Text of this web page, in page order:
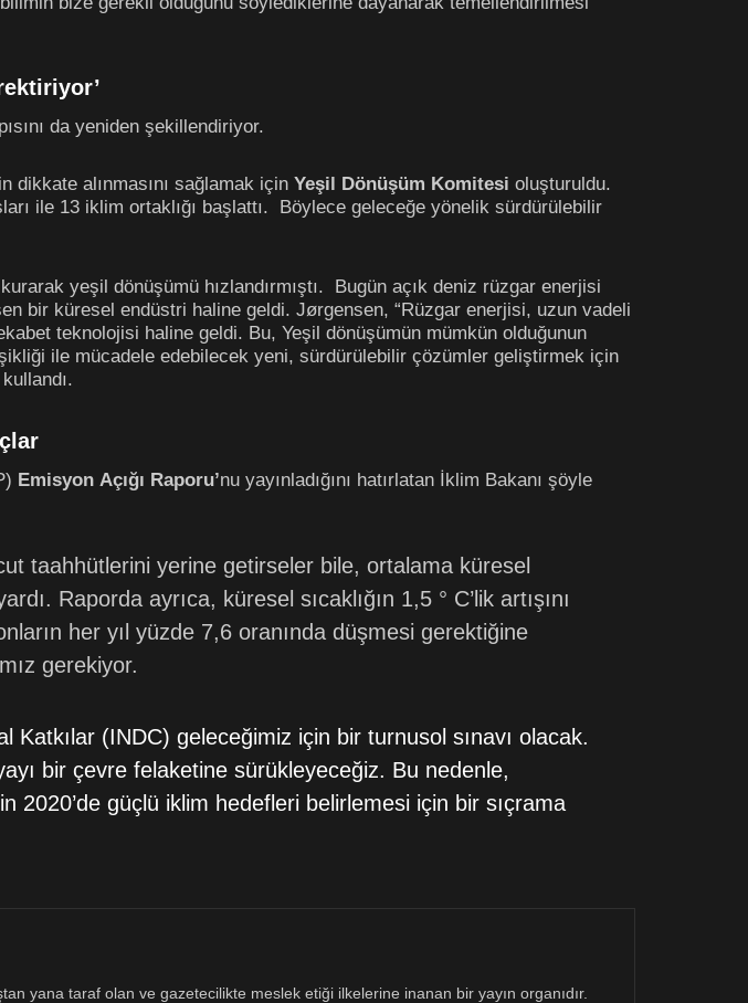
da yeniden şekillendiriyor.
alınmasını sağlamak için Yeşil Dönüşüm Komitesi oluşturuldu.
ile 13 iklim ortaklığı başlattı. Böylece geleceğe yönelik sürdürülebilir
yeşil dönüşümü hızlandırmıştı. Bugün açık deniz rüzgar enerjisi
bir küresel endüstri haline geldi. Jørgensen, “Rüzgar enerjisi, uzun vadeli
teknolojisi haline geldi. Bu, Yeşil dönüşümün mümkün olduğunun
ile mücadele edebilecek yeni, sürdürülebilir çözümler geliştirmek için
Emisyon Açığı Raporu’nu yayınladığını hatırlatan İklim Bakanı şöyle
taahhütlerini yerine getirseler bile, ortalama küresel
Raporda ayrıca, küresel sıcaklığın 1,5 ° C’lik artışını
her yıl yüzde 7,6 oranında düşmesi gerektiğine
gerekiyor.
Katkılar (INDC) geleceğimiz için bir turnusol sınavı olacak.
bir çevre felaketine sürükleyeceğiz. Bu nedenle,
2020’de güçlü iklim hedefleri belirlemesi için bir sıçrama
yana taraf olan ve gazetecilikte meslek etiği ilkelerine inanan bir yayın organıdır.